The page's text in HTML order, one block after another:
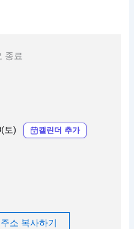
종료
토) 캘린더 추가
주소 복사하기